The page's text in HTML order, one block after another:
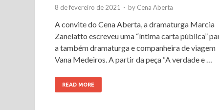
8 de fevereiro de 2021 - by Cena Aberta
A convite do Cena Aberta, a dramaturga Marcia
Zanelatto escreveu uma “íntima carta pública”
a também dramaturga e companheira de viagem
Vana Medeiros. A partir da peça “A verdade e …
READ MORE